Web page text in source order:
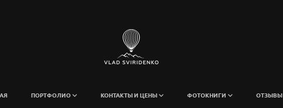
ПОРТФОЛИО КОНТАКТЫ И ЦЕНЫ ФОТОКНИГИ ОТЗЫВЫ